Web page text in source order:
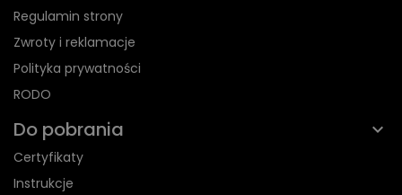
Regulamin strony
Zwroty i reklamacje
Polityka prywatności
RODO
Do pobrania
Certyfikaty
Instrukcje